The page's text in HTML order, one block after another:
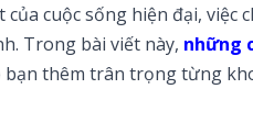
cuộc sống hiện đại, việc
Trong bài viết này, những
thêm trân trọng từng